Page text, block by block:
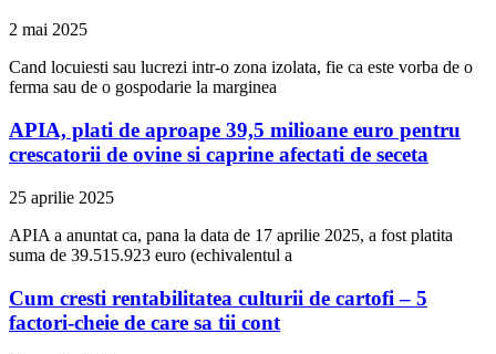
2 mai 2025
Cand locuiesti sau lucrezi intr-o zona izolata, fie ca este vorba de o
ferma sau de o gospodarie la marginea
APIA, plati de aproape 39,5 milioane euro pentru
crescatorii de ovine si caprine afectati de seceta
25 aprilie 2025
APIA a anuntat ca, pana la data de 17 aprilie 2025, a fost platita
suma de 39.515.923 euro (echivalentul a
Cum cresti rentabilitatea culturii de cartofi – 5
factori-cheie de care sa tii cont